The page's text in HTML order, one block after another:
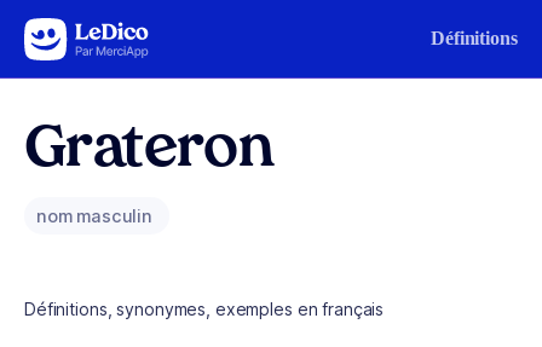
Aller au contenu Définitions
Grateron
nom masculin
Définitions, synonymes, exemples en français